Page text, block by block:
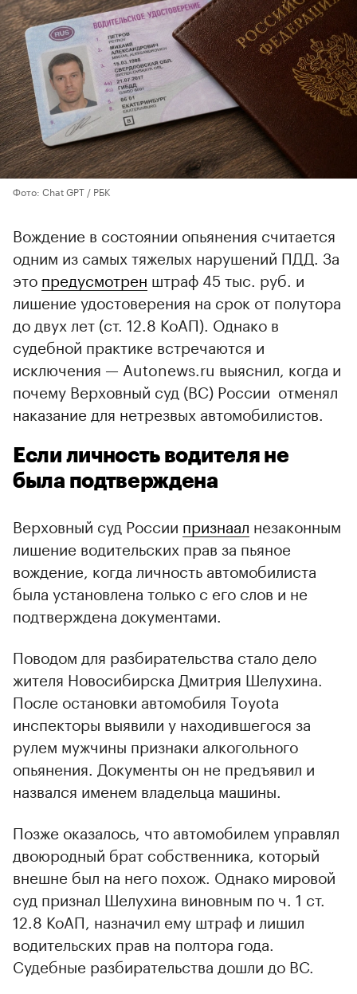
Фото: Chat GPT / РБК
Вождение в состоянии опьянения считается
одним из самых тяжелых нарушений ПДД. За
это предусмотрен штраф 45 тыс. руб. и
лишение удостоверения на срок от полутора
до двух лет (ст. 12.8 КоАП). Однако в
судебной практике встречаются и
исключения — Autonews.ru выяснил, когда и
почему Верховный суд (ВС) России отменял
наказание для нетрезвых автомобилистов.
Если личность водителя не
была подтверждена
00:00 / 00:00
Верховный суд России признаал незаконным
лишение водительских прав за пьяное
вождение, когда личность автомобилиста
была установлена только с его слов и не
подтверждена документами.
Поводом для разбирательства стало дело
жителя Новосибирска Дмитрия Шелухина.
После остановки автомобиля Toyota
инспекторы выявили у находившегося за
рулем мужчины признаки алкогольного
опьянения. Документы он не предъявил и
назвался именем владельца машины.
Позже оказалось, что автомобилем управлял
двоюродный брат собственника, который
внешне был на него похож. Однако мировой
суд признал Шелухина виновным по ч. 1 ст.
12.8 КоАП, назначил ему штраф и лишил
водительских прав на полтора года.
Судебные разбирательства дошли до ВС.